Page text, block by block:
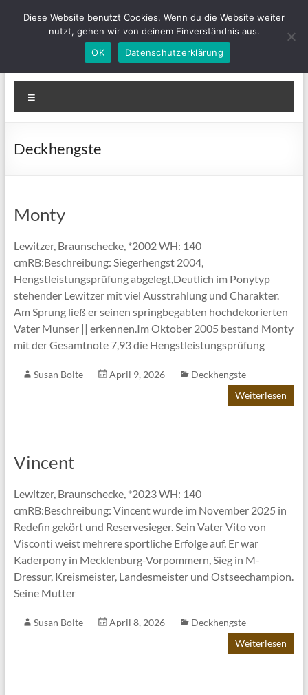
Zum
IGLewitzer-MV
Bunte Ponys für Groß und Klein
Deckhengste
Monty
Lewitzer, Braunschecke, *2002 WH: 140
cmRB:Beschreibung: Siegerhengst 2004,
Hengstleistungsprüfung abgelegt,Deutlich im Ponytyp
stehender Lewitzer mit viel Ausstrahlung und Charakter.
Am Sprung ließ er seinen springbegabten hochdekorierten
Vater Munser || erkennen.Im Oktober 2005 bestand Monty
mit der Gesamtnote 7,93 die Hengstleistungsprüfung
Susan Bolte April 9, 2026
Deckhengste
Weiterlesen
Vincent
Lewitzer, Braunschecke, *2023 WH: 140
cmRB:Beschreibung: Vincent wurde im November 2025 in
Redefin gekört und Reservesieger. Sein Vater Vito von
Visconti weist mehrere sportliche Erfolge auf. Er war
Kaderpony in Mecklenburg-Vorpommern, Sieg in M-
Dressur, Kreismeister, Landesmeister und Ostseechampion.
Seine Mutter
Susan Bolte April 8, 2026
Deckhengste
Weiterlesen
Diese Website benutzt Cookies. Wenn du die Website weiter
nutzt, gehen wir von deinem Einverständnis aus.
OK
Datenschutzerklärung